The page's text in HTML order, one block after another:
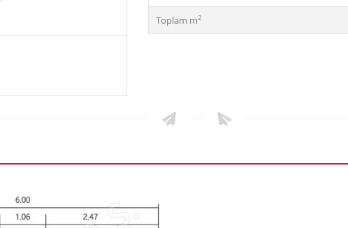
Toplam m2